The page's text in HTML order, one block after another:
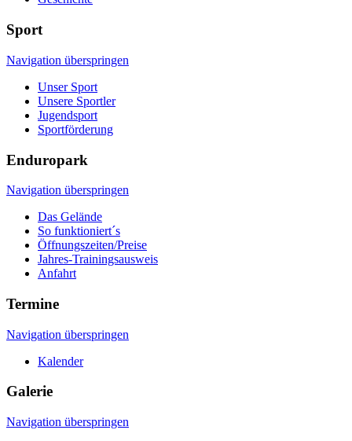
Sport
Navigation überspringen
Unser Sport
Unsere Sportler
Jugendsport
Sportförderung
Enduropark
Navigation überspringen
Das Gelände
So funktioniert´s
Öffnungszeiten/Preise
Jahres-Trainingsausweis
Anfahrt
Termine
Navigation überspringen
Kalender
Galerie
Navigation überspringen